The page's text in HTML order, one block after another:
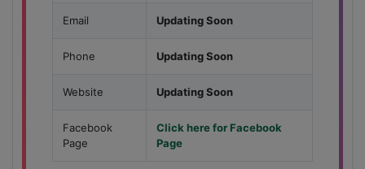
Email Updating Soon
Phone Updating Soon
Website Updating Soon
Facebook
Page
Click here for Facebook
Page